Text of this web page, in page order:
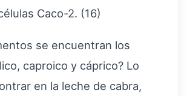
Caco-2. (16)
se encuentran los
caproico y cáprico? Lo
en la leche de cabra,